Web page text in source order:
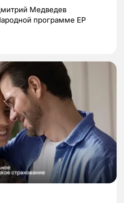
Медведев
программе ЕР